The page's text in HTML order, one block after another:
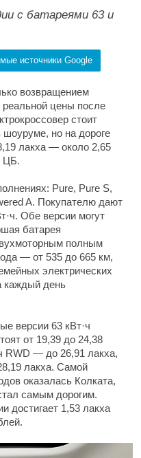
с батареями 63 и
источники Google
возвращением
реальной цены после
стоит
шоуруме, но на дороге
лакха — около 2,65
ЦБ.
Pure, Pure S,
A. Покупателю дают
Обе версии могут
батарея
полным
— от 535 до 665 км,
электрических
каждый день
версии 63 кВт·ч
от 19,39 до 24,38
RWD — до 26,91 лакха,
лакха. Самой
оказалась Колката,
самым дорогим.
достигает 1,53 лакха